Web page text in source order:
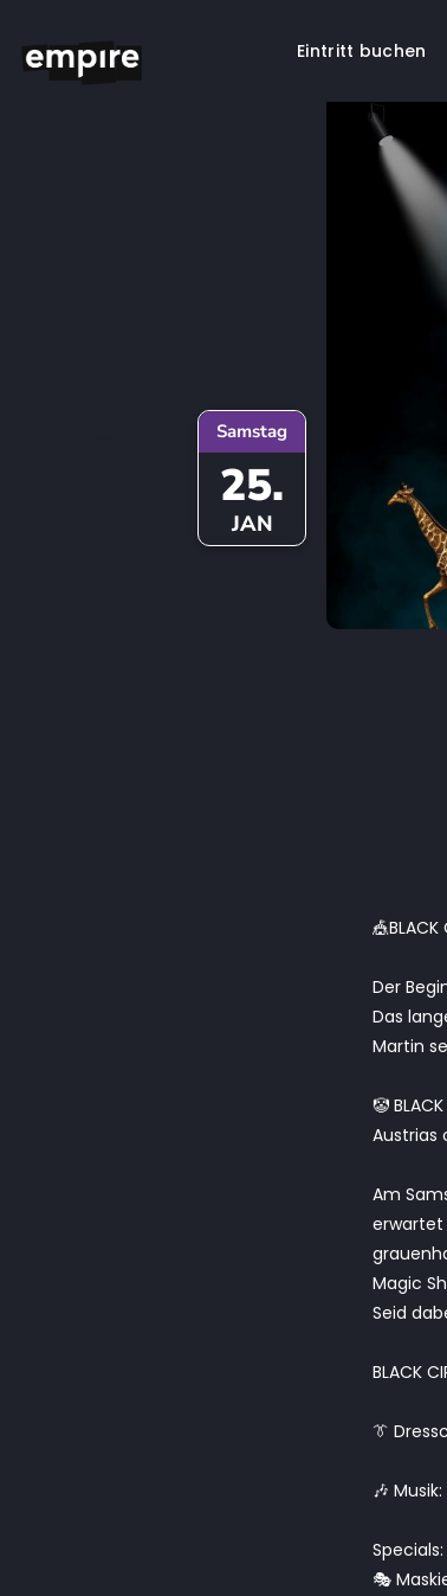
Eintritt buchen
Samstag
25.
JAN
Der
Das
Martin
🤡
Austrias
Am
erwartet
Magic
Seid
BLACK
👔
🎶
Specials:
🎭